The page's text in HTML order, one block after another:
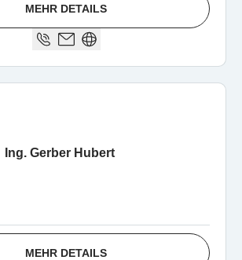
MEHR DETAILS
Ing. Gerber Hubert
MEHR DETAILS